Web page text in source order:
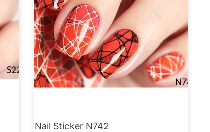
Nail Sticker N742